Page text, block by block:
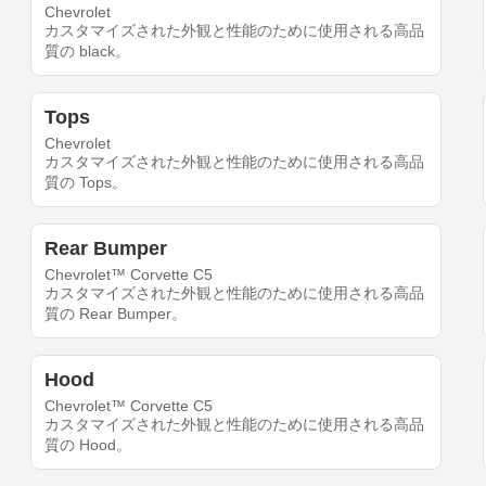
Chevrolet
カスタマイズされた外観と性能のために使用される高品
質の black。
Tops
Chevrolet
カスタマイズされた外観と性能のために使用される高品
質の Tops。
Rear Bumper
Chevrolet™ Corvette C5
カスタマイズされた外観と性能のために使用される高品
質の Rear Bumper。
Hood
Chevrolet™ Corvette C5
カスタマイズされた外観と性能のために使用される高品
質の Hood。